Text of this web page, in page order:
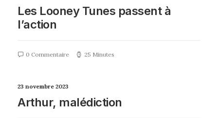
Les Looney Tunes passent à
l’action
0 Commentaire 25 Minutes
23 novembre 2023
Arthur, malédiction